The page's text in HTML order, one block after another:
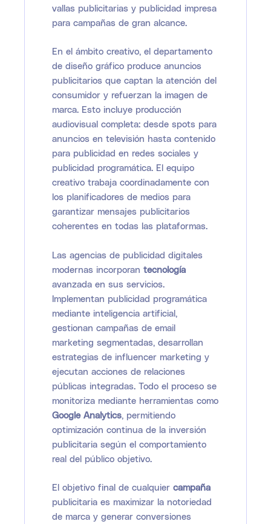
vallas publicitarias y publicidad impresa
para campañas de gran alcance.
En el ámbito creativo, el departamento
de diseño gráfico produce anuncios
publicitarios que captan la atención del
consumidor y refuerzan la imagen de
marca. Esto incluye producción
audiovisual completa: desde spots para
anuncios en televisión hasta contenido
para publicidad en redes sociales y
publicidad programática. El equipo
creativo trabaja coordinadamente con
los planificadores de medios para
garantizar mensajes publicitarios
coherentes en todas las plataformas.
Las agencias de publicidad digitales
modernas incorporan tecnología
avanzada en sus servicios.
Implementan publicidad programática
mediante inteligencia artificial,
gestionan campañas de email
marketing segmentadas, desarrollan
estrategias de influencer marketing y
ejecutan acciones de relaciones
públicas integradas. Todo el proceso se
monitoriza mediante herramientas como
Google Analytics, permitiendo
optimización continua de la inversión
publicitaria según el comportamiento
real del público objetivo.
El objetivo final de cualquier campaña
publicitaria es maximizar la notoriedad
de marca y generar conversiones